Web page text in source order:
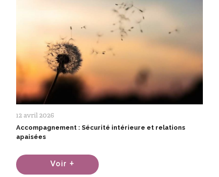
12 avril 2026
Accompagnement : Sécurité intérieure et relations
apaisées
Voir +